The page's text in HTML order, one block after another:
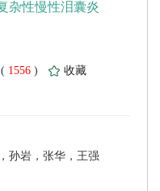
1556 )